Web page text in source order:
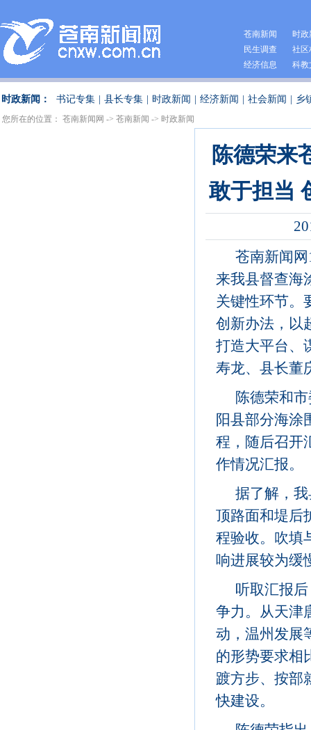
苍南新闻
时政
民生调查
社区
经济信息
科教
时政新闻： 书记专集 县长专集 时政新闻 经济新闻 社会新闻 乡
您所在的位置： 苍南新闻网 -> 苍南新闻 -> 时政新闻
陈德荣来
敢于担当
苍南新闻
来我县督查海
关键性环节。
创新办法，以
打造大平台、
寿龙、县长董
陈德荣和
阳县部分海涂
程，随后召开
作情况汇报。
据了解，
顶路面和堤后
程验收。吹填
响进展较为缓
听取汇报
争力。从天津
动，温州发展
的形势要求相
踱方步、按部
快建设。